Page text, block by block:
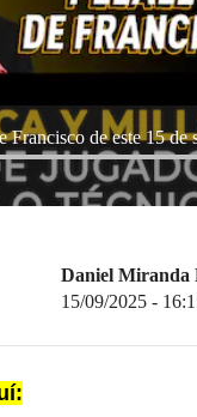
de este 15 de
Daniel Miranda
15/09/2025 -